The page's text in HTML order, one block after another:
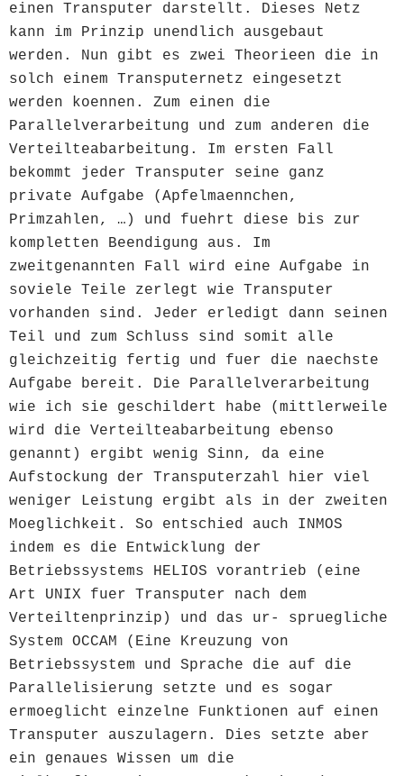
einen Transputer darstellt. Dieses Netz
kann im Prinzip unendlich ausgebaut
werden. Nun gibt es zwei Theorieen die in
solch einem Transputernetz eingesetzt
werden koennen. Zum einen die
Parallelverarbeitung und zum anderen die
Verteilteabarbeitung. Im ersten Fall
bekommt jeder Transputer seine ganz
private Aufgabe (Apfelmaennchen,
Primzahlen, …) und fuehrt diese bis zur
kompletten Beendigung aus. Im
zweitgenannten Fall wird eine Aufgabe in
soviele Teile zerlegt wie Transputer
vorhanden sind. Jeder erledigt dann seinen
Teil und zum Schluss sind somit alle
gleichzeitig fertig und fuer die naechste
Aufgabe bereit. Die Parallelverarbeitung
wie ich sie geschildert habe (mittlerweile
wird die Verteilteabarbeitung ebenso
genannt) ergibt wenig Sinn, da eine
Aufstockung der Transputerzahl hier viel
weniger Leistung ergibt als in der zweiten
Moeglichkeit. So entschied auch INMOS
indem es die Entwicklung der
Betriebssystems HELIOS vorantrieb (eine
Art UNIX fuer Transputer nach dem
Verteiltenprinzip) und das ur- spruegliche
System OCCAM (Eine Kreuzung von
Betriebssystem und Sprache die auf die
Parallelisierung setzte und es sogar
ermoeglicht einzelne Funktionen auf einen
Transputer auszulagern. Dies setzte aber
ein genaues Wissen um die